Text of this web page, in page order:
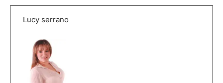
Lucy serrano